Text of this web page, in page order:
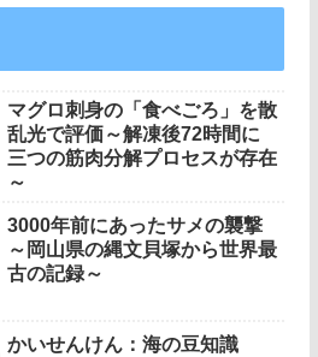
マグロ刺身の「食べごろ」を散
乱光で評価～解凍後72時間に
三つの筋肉分解プロセスが存在
～
3000年前にあったサメの襲撃
～岡山県の縄文貝塚から世界最
古の記録～
かいせんけん：海の豆知識